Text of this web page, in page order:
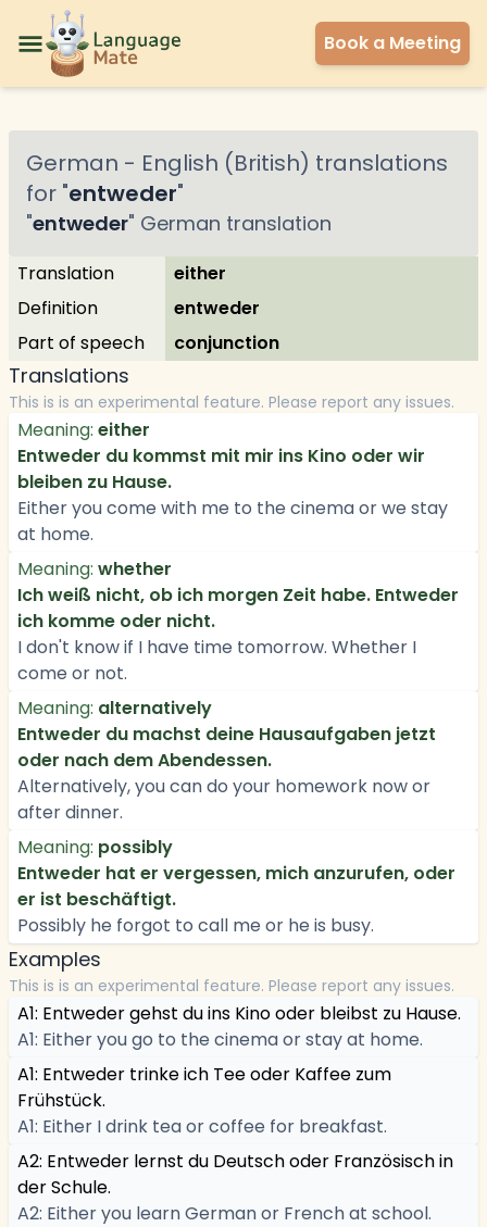
Book a Meeting
German - English (British) translations
for "entweder"
"entweder" German translation
Translation
either
Definition
entweder
Part of speech
conjunction
Translations
This is is an experimental feature. Please report any issues.
Meaning: either
Entweder du kommst mit mir ins Kino oder wir
bleiben zu Hause.
Either you come with me to the cinema or we stay
at home.
Meaning: whether
Ich weiß nicht, ob ich morgen Zeit habe. Entweder
ich komme oder nicht.
I don't know if I have time tomorrow. Whether I
come or not.
Meaning: alternatively
Entweder du machst deine Hausaufgaben jetzt
oder nach dem Abendessen.
Alternatively, you can do your homework now or
after dinner.
Meaning: possibly
Entweder hat er vergessen, mich anzurufen, oder
er ist beschäftigt.
Possibly he forgot to call me or he is busy.
Examples
This is is an experimental feature. Please report any issues.
A1: Entweder gehst du ins Kino oder bleibst zu Hause.
A1: Either you go to the cinema or stay at home.
A1: Entweder trinke ich Tee oder Kaffee zum
Frühstück.
A1: Either I drink tea or coffee for breakfast.
A2: Entweder lernst du Deutsch oder Französisch in
der Schule.
A2: Either you learn German or French at school.